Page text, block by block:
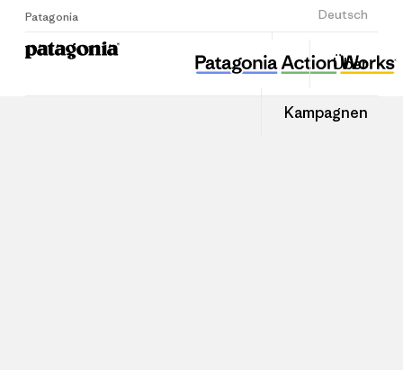
Patagonia Deutsch
Anmelden
Über
Kampagnen